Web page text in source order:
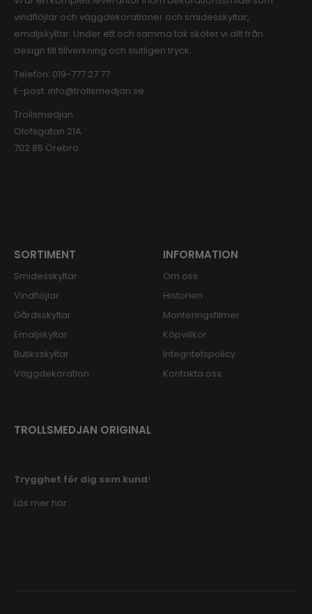
vindflöjlar och väggdekorationer och smidesskyltar,
emaljskyltar. Under ett och samma tak sköter vi allt från
design till tillverkning och slutligen tryck.
Telefon: 019-777 27 77
E-post: info@trollsmedjan.se
Trollsmedjan
Olofsgatan 21A
702 85 Örebro
SORTIMENT
Smidesskyltar
Vindflöjlar
Gårdsskyltar
Emaljskyltar
Butiksskyltar
Väggdekoration
INFORMATION
Om oss
Historien
Monteringsfilmer
Köpvillkor
Integritetspolicy
Kontakta oss
TROLLSMEDJAN ORIGINAL
Trygghet för dig som kund!
Läs mer här